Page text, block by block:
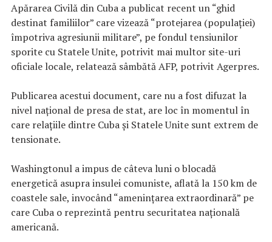
Apărarea Civilă din Cuba a publicat recent un “ghid
destinat familiilor” care vizează “protejarea (populaţiei)
împotriva agresiunii militare”, pe fondul tensiunilor
sporite cu Statele Unite, potrivit mai multor site-uri
oficiale locale, relatează sâmbătă AFP, potrivit Agerpres.
Publicarea acestui document, care nu a fost difuzat la
nivel naţional de presa de stat, are loc în momentul în
care relaţiile dintre Cuba şi Statele Unite sunt extrem de
tensionate.
Washingtonul a impus de câteva luni o blocadă
energetică asupra insulei comuniste, aflată la 150 km de
coastele sale, invocând “ameninţarea extraordinară” pe
care Cuba o reprezintă pentru securitatea naţională
americană.